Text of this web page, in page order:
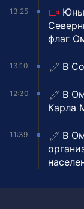
13:25
флаг
13:10 В
12:30
В
Карла
11:39
В